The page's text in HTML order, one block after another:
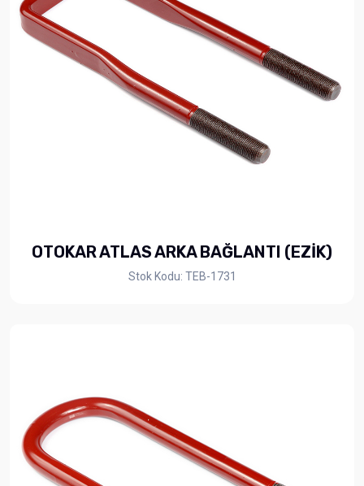
OTOKAR ATLAS ARKA BAĞLANTI (EZİK)
Stok Kodu: TEB-1731